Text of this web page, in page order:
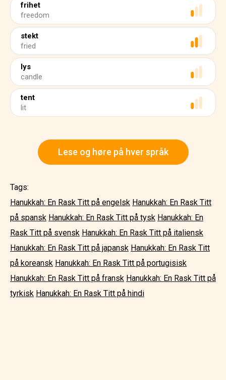
frihet
freedom
stekt
fried
lys
candle
tent
lit
Lese og høre på hver språk
Tags:
Hanukkah: En Rask Titt på engelsk Hanukkah: En Rask Titt
på spansk Hanukkah: En Rask Titt på tysk Hanukkah: En
Rask Titt på svensk Hanukkah: En Rask Titt på italiensk
Hanukkah: En Rask Titt på japansk Hanukkah: En Rask Titt
på koreansk Hanukkah: En Rask Titt på portugisisk
Hanukkah: En Rask Titt på fransk Hanukkah: En Rask Titt på
tyrkisk Hanukkah: En Rask Titt på hindi